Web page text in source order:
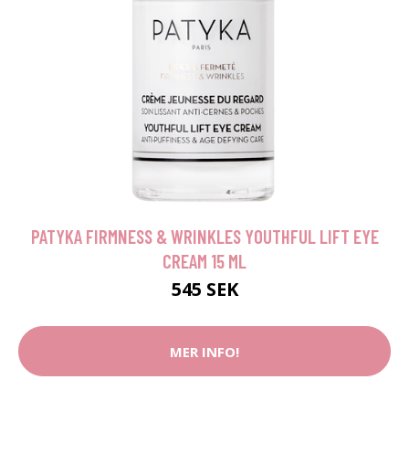
PATYKA FIRMNESS & WRINKLES YOUTHFUL LIFT EYE
CREAM 15 ML
545 SEK
MER INFO!